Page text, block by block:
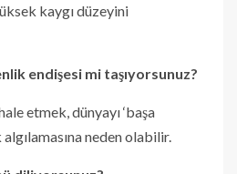
kaygı düzeyini
endişesi mi taşıyorsunuz?
etmek, dünyayı ‘başa
neden olabilir.